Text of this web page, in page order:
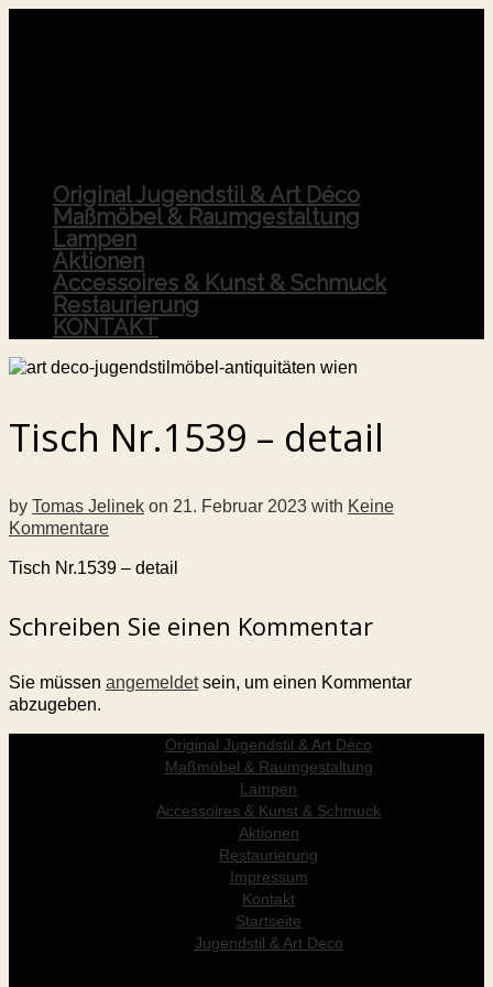
Original Jugendstil & Art Déco
Maßmöbel & Raumgestaltung
Lampen
Aktionen
Accessoires & Kunst & Schmuck
Restaurierung
KONTAKT
Tisch Nr.1539 – detail
by Tomas Jelinek on 21. Februar 2023 with Keine
Kommentare
Tisch Nr.1539 – detail
Schreiben Sie einen Kommentar
Sie müssen angemeldetsein, um einen Kommentar
abzugeben.
Original Jugendstil & Art Déco
Maßmöbel & Raumgestaltung
Lampen
Accessoires & Kunst & Schmuck
Aktionen
Restaurierung
Impressum
Kontakt
Startseite
Jugendstil & Art Deco